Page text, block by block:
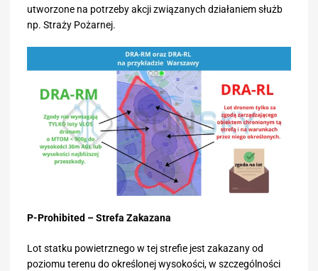
utworzone na potrzeby akcji związanych działaniem służb
np. Straży Pożarnej.
P-Prohibited – Strefa Zakazana
Lot statku powietrznego w tej strefie jest zakazany od
poziomu terenu do określonej wysokości, w szczególności